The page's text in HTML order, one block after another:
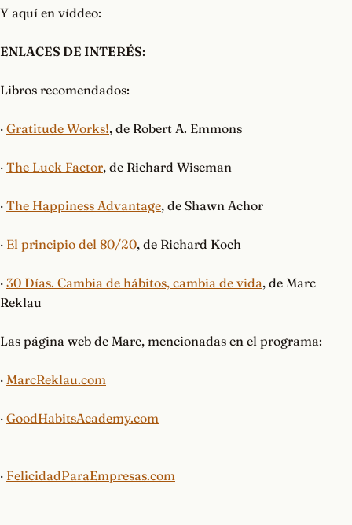
Y aquí en víddeo:
ENLACES DE INTERÉS:
Libros recomendados:
· Gratitude Works!, de Robert A. Emmons
· The Luck Factor, de Richard Wiseman
· The Happiness Advantage, de Shawn Achor
· El principio del 80/20, de Richard Koch
· 30 Días. Cambia de hábitos, cambia de vida, de Marc
Reklau
Las página web de Marc, mencionadas en el programa:
· MarcReklau.com
· GoodHabitsAcademy.com
· FelicidadParaEmpresas.com